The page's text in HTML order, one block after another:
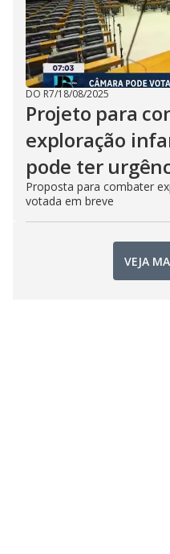
DO R7/18/08/2025
Projeto para
exploração
pode ter
Proposta para combater
votada em breve
VEJA